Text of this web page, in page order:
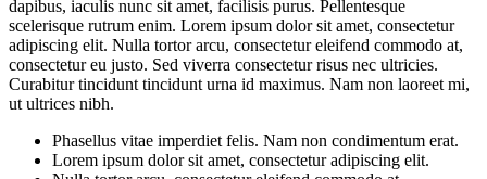
dapibus, iaculis nunc sit amet, facilisis purus. Pellentesque
scelerisque rutrum enim. Lorem ipsum dolor sit amet, consectetur
adipiscing elit. Nulla tortor arcu, consectetur eleifend commodo at,
consectetur eu justo. Sed viverra consectetur risus nec ultricies.
Curabitur tincidunt tincidunt urna id maximus. Nam non laoreet mi,
ut ultrices nibh.
Phasellus vitae imperdiet felis. Nam non condimentum erat.
Lorem ipsum dolor sit amet, consectetur adipiscing elit.